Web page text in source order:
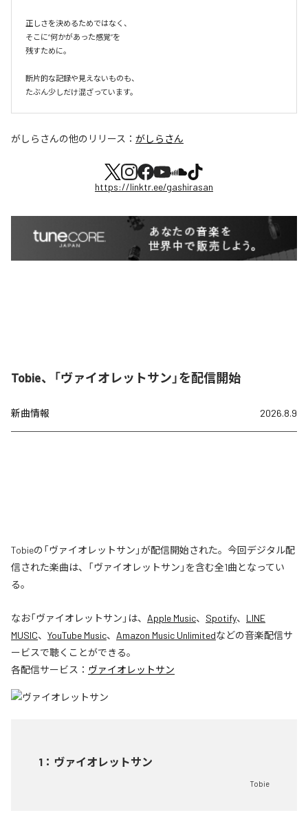
正しさを決めるためではなく、
そこに“何かがあった感覚”を
残すために。
断片的な記録や見えないものも、
たぶん少しだけ混ざっています。
がしらさんの他のリリース： がしらさん
https://linktr.ee/gashirasan
Tobie、「ヴァイオレットサン」を配信開始
新曲情報 2026.8.9
Tobieの「ヴァイオレットサン」が配信開始された。今回デジタル配
信された楽曲は、「ヴァイオレットサン」を含む全1曲となってい
る。
なお「ヴァイオレットサン 」は、 Apple Music、 Spotify、 LINE
MUSIC、 YouTube Music、 Amazon Music Unlimitedなどの音楽配信サ
ービスで聴くことができる。
各配信サービス： ヴァイオレットサン
1 ： ヴァイオレットサン
Tobie